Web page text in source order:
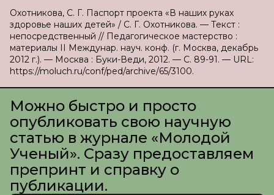
Охотникова, С. Г. Паспорт проекта «В наших руках
здоровье наших детей» / С. Г. Охотникова. — Текст :
непосредственный // Педагогическое мастерство :
материалы II Междунар. науч. конф. (г. Москва, декабрь
2012 г.). — Москва : Буки-Веди, 2012. — С. 89-91. — URL:
https://moluch.ru/conf/ped/archive/65/3100.
Можно быстро и просто
опубликовать свою научную
статью в журнале «Молодой
Ученый». Сразу предоставляем
препринт и справку о
публикации.